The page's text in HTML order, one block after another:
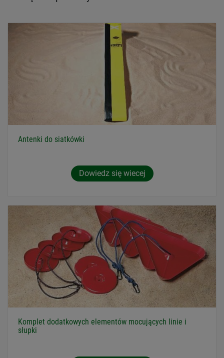
Antenki do siatkówki
Dowiedz się wiecej
Komplet dodatkowych elementów mocujących linie i
słupki